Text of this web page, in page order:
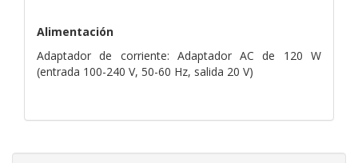
Alimentación
Adaptador de corriente: Adaptador AC de 120 W
(entrada 100-240 V, 50-60 Hz, salida 20 V)